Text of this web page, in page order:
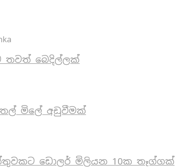
තවත් බෙදිල්ලක්
මිලේ අඩුවීමක්
ඩොලර් මිලියන 10ක තෑග්ගක්